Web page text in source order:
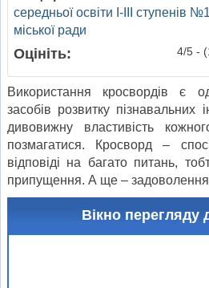
середньої освіти І-ІІІ ступенів
міської ради
Оцініть: 4/5 -
Використання кросвордів є
засобів розвитку пізнавальних
дивовижну властивість
позмагатися. Кросворд –
відповіді на багато питань,
припущення. А ще –
Вікно перегляду